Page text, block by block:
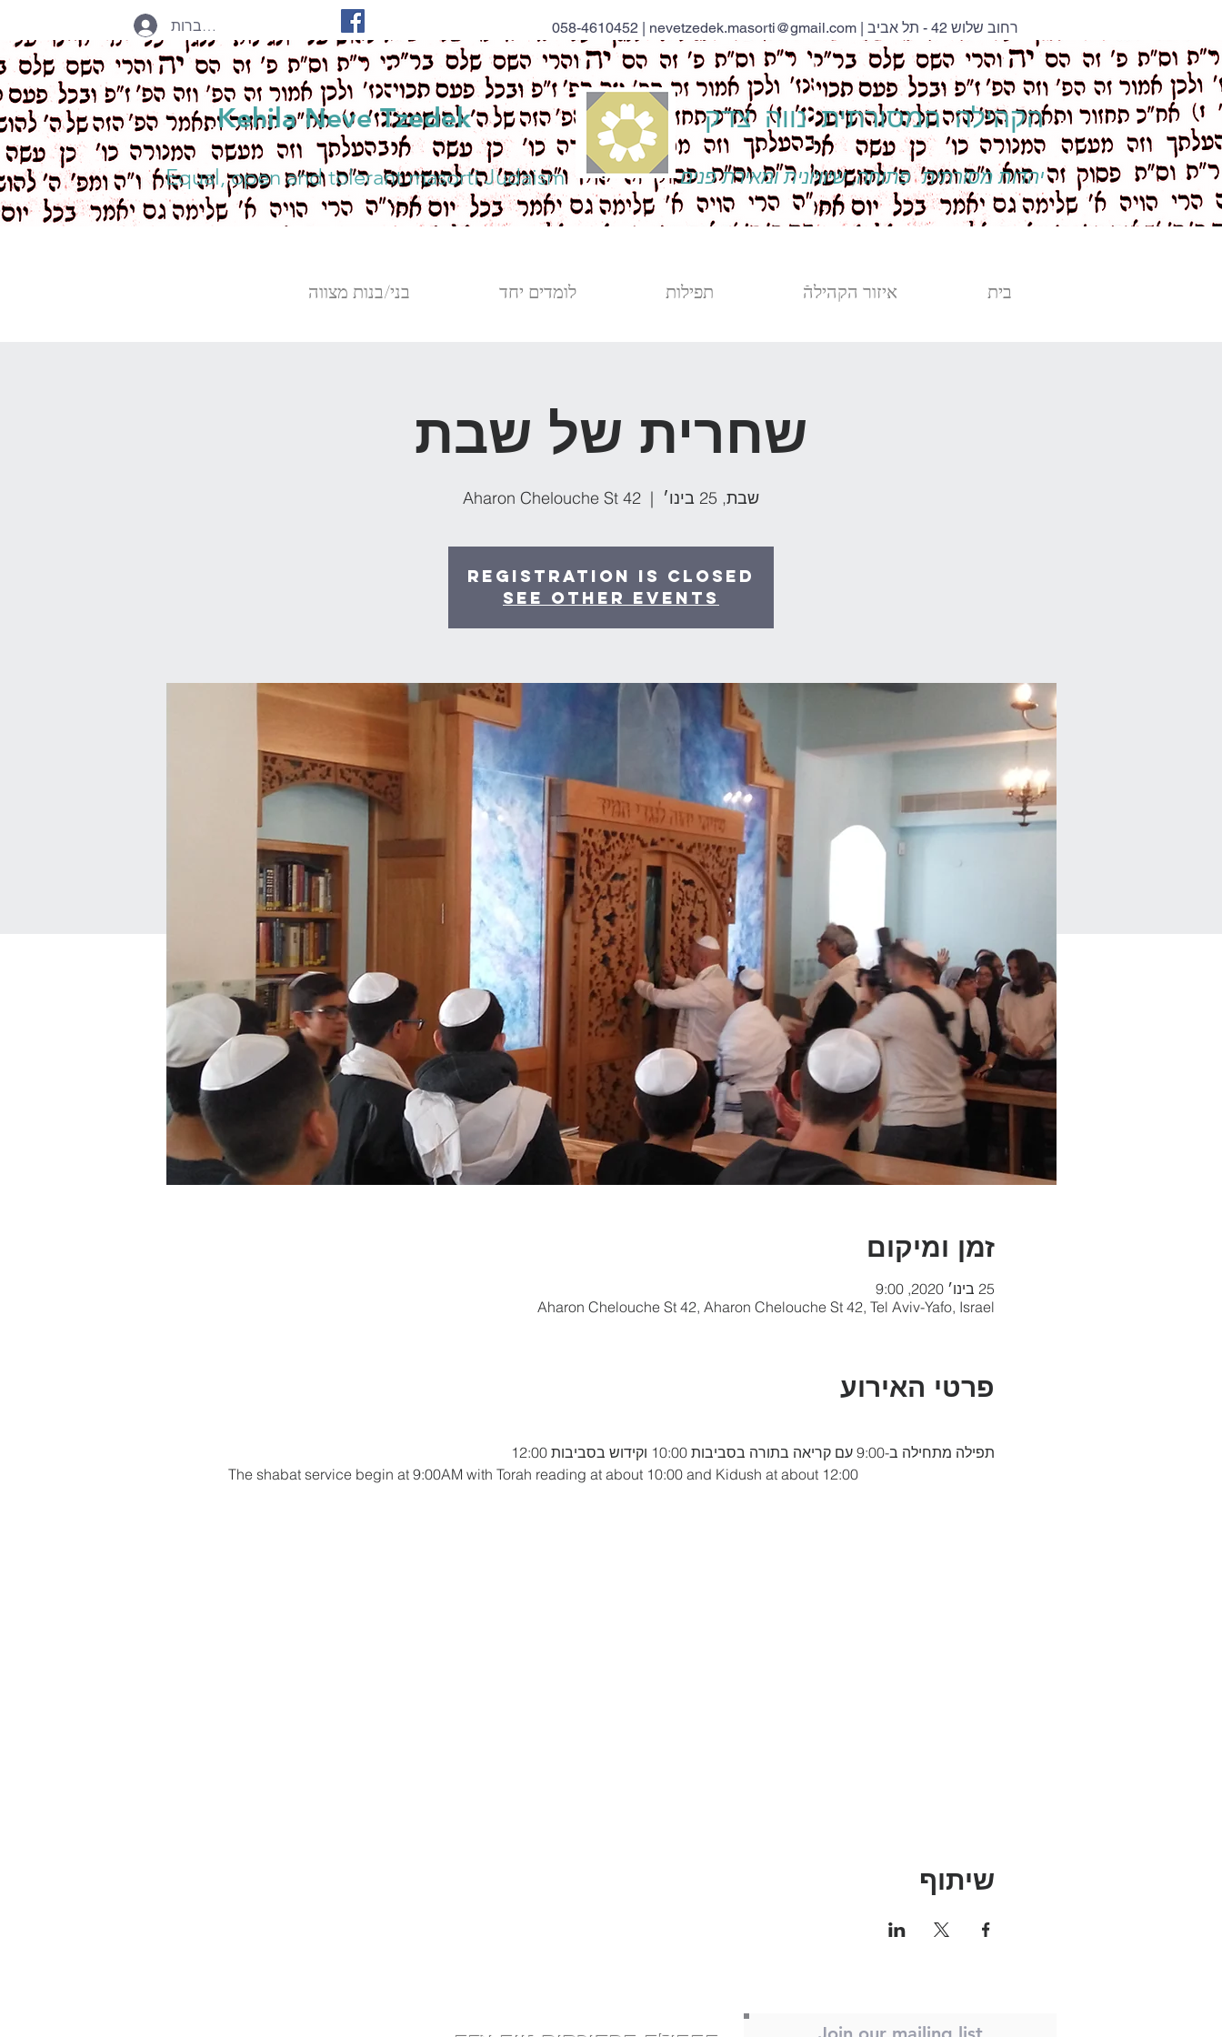
058-4610452 | nevetzedek.masorti@gmail.com | רחוב שלוש 42 - תל אביב להתחברות
Kehila Neve Tzedek
Equal, open and tolerant masorti Judaism
הקהילה המסורתית נווה צדק
יהדות מסורתית פתוחה, שיוויונית ומאירת פנים
בית איזור הקהילהֿ תפילות לומדים יחד בני/בנות מצווה
שחרית של שבת
שבת, 25 בינו׳
  |
Aharon Chelouche St 42
Registration is Closed
See other events
זמן ומיקום
25 בינו׳ 2020, 9:00
Aharon Chelouche St 42, Aharon Chelouche St 42, Tel Aviv-Yafo, Israel
פרטי האירוע
תפילה מתחילה ב-9:00 עם קריאה בתורה בסביבות 10:00 וקידוש בסביבות 12:00
The shabat service begin at 9:00AM with Torah reading at about 10:00 and Kidush at about 12:00
שיתוף